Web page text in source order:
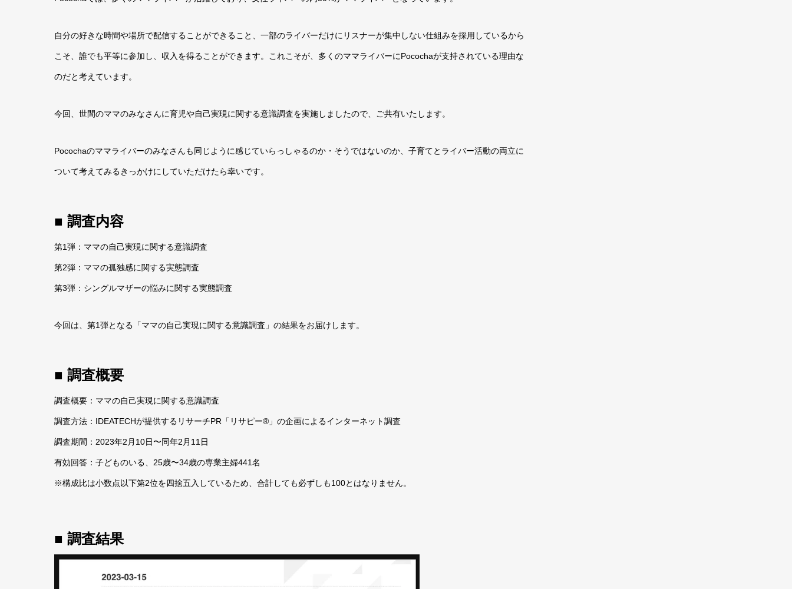
自分の好きな時間や場所で配信することができること、一部のライバーだけにリスナーが集中しない仕組みを採用しているから
こそ、誰でも平等に参加し、収入を得ることができます。これこそが、多くのママライバーにPocochaが支持されている理由な
のだと考えています。
今回、世間のママのみなさんに育児や自己実現に関する意識調査を実施しましたので、ご共有いたします。
Pocochaのママライバーのみなさんも同じように感じていらっしゃるのか・そうではないのか、子育てとライバー活動の両立に
ついて考えてみるきっかけにしていただけたら幸いです。
■ 調査内容
第1弾：ママの自己実現に関する意識調査
第2弾：ママの孤独感に関する実態調査
第3弾：シングルマザーの悩みに関する実態調査
今回は、第1弾となる「ママの自己実現に関する意識調査」の結果をお届けします。
■ 調査概要
調査概要：ママの自己実現に関する意識調査
調査方法：IDEATECHが提供するリサーチPR「リサピー®︎」の企画によるインターネット調査
調査期間：2023年2月10日〜同年2月11日
有効回答：子どものいる、25歳〜34歳の専業主婦441名
※構成比は小数点以下第2位を四捨五入しているため、合計しても必ずしも100とはなりません。
■ 調査結果